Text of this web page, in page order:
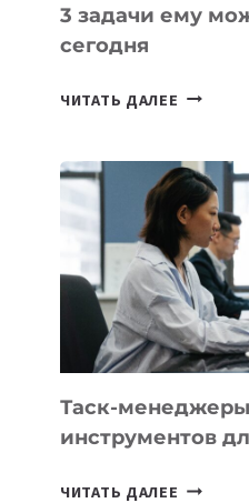
3 задачи ему
сегодня
ЧИТАТЬ ДАЛЕЕ ИИ-
КАКИЕ
3
ЗАДАЧИ
ЕМУ
МОЖНО
УЖЕ
Таск-
инструментов
ЧИТАТЬ ДАЛЕЕ ТАСК-